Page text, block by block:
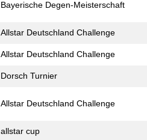
Bayerische Degen-Meister­schaft
Allstar Deutschland Challenge
Allstar Deutschland Challenge
Dorsch Turnier
Allstar Deutschland Challenge
allstar cup